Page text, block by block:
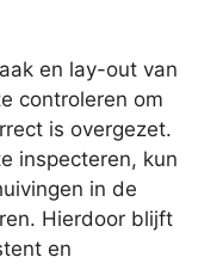
en lay-out van
controleren om
is overgezet.
inspecteren, kun
in de
Hierdoor blijft
en